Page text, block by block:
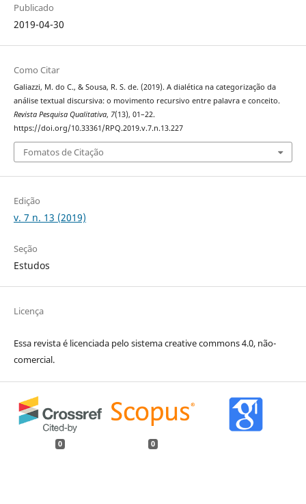
Publicado
2019-04-30
Como Citar
Galiazzi, M. do C., & Sousa, R. S. de. (2019). A dialética na categorização da
análise textual discursiva: o movimento recursivo entre palavra e conceito.
Revista Pesquisa Qualitativa, 7(13), 01–22.
https://doi.org/10.33361/RPQ.2019.v.7.n.13.227
Fomatos de Citação
Edição
v. 7 n. 13 (2019)
Seção
Estudos
Licença
Essa revista é licenciada pelo sistema creative commons 4.0, não-
comercial.
0 0